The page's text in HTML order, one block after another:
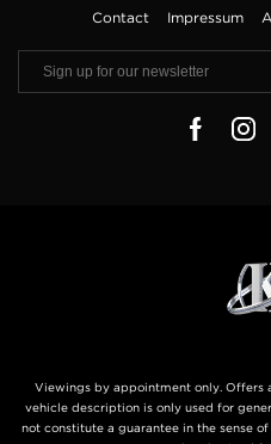
Contact Impressum
Viewings by appointment only. Offers
vehicle description is only used for
not constitute a guarantee in the sense